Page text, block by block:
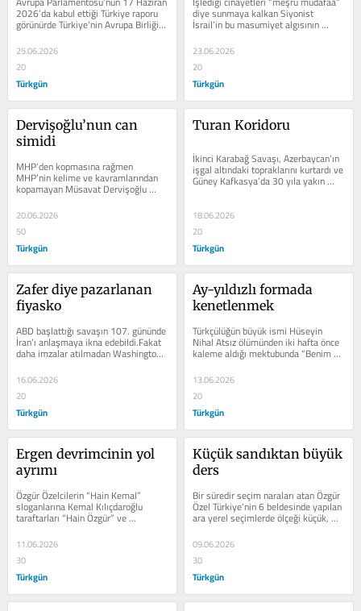
2026’da kabul ettiği Türkiye raporu
görünürde Türkiye’nin Avrupa Birliği
süreci, yargı...
25.06.2026
20
Türkgün
diye sunmaya kalkan Siyonist
İsrail’in bu masumiyet algısının
yıkılmasına tahammülü yok.Kirli...
23.06.2026
20
Türkgün
Dervişoğlu’nun can
simidi
MHP’den kopmasına rağmen
MHP’nin kelime ve kavramlarından
kopamayan Müsavat Dervişoğlu
şimdi de Tandoğan meydanında
bayrak mitingi yapacakmış…M...
20.06.2026
50
Türkgün
Turan Koridoru
İkinci Karabağ Savaşı, Azerbaycan’ın
işgal altındaki topraklarını kurtardı ve
Güney Kafkasya’da 30 yıla yakın
süre devam eden...
18.06.2026
20
Türkgün
Zafer diye pazarlanan
fiyasko
ABD başlattığı savaşın 107. gününde
İran’ı anlaşmaya ikna edebildi.Fakat
daha imzalar atılmadan Washington
16.06.2026
20
Türkgün
Ay-yıldızlı formada
kenetlenmek
Türkçülüğün büyük ismi Hüseyin
Nihal Atsız ölümünden iki hafta önce
kaleme aldığı mektubunda “Benim
için beklemekten başka bir...
13.06.2026
20
Türkgün
Ergen devrimcinin yol
ayrımı
Özgür Özelcilerin “Hain Kemal”
sloganlarına Kemal Kılıçdaroğlu
taraftarları “Hain Özgür” ve
“FETÖ’nün itleri yıldıramaz bizleri”
11.06.2026
30
Türkgün
Küçük sandıktan büyük
ders
Bir süredir seçim naraları atan Özgür
Özel Türkiye’nin 6 beldesinde yapılan
ara yerel seçimlerde ölçeği küçük,
siyasi anlamı büyük...
09.06.2026
30
Türkgün